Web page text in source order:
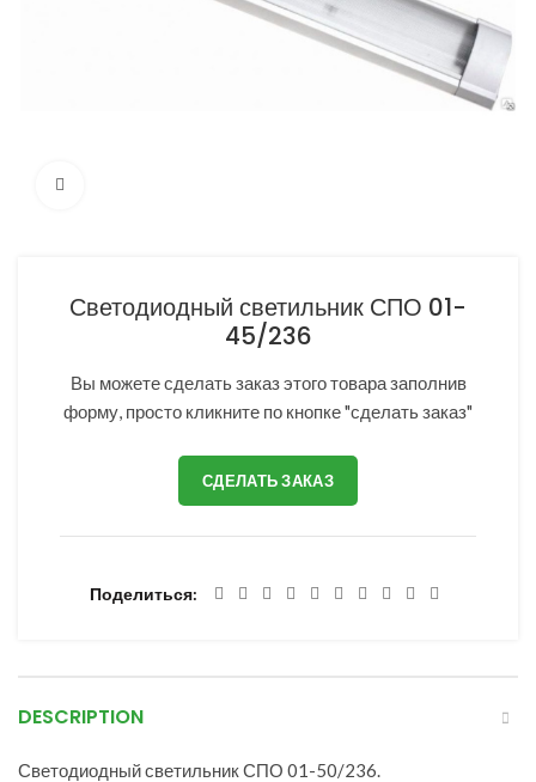
Светодиодный светильник СПО 01-
45/236
Вы можете сделать заказ этого товара заполнив
форму, просто кликните по кнопке "сделать заказ"
СДЕЛАТЬ ЗАКАЗ
Поделиться
DESCRIPTION
Светодиодный светильник СПО 01-50/236.